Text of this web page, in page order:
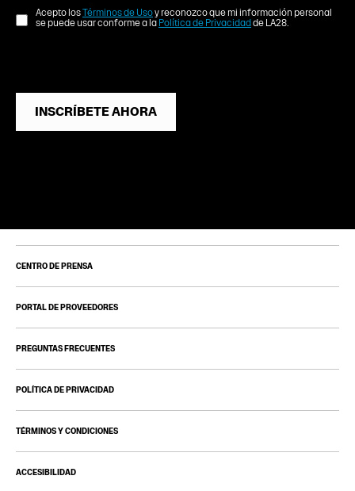
Acepto losTérminos de Usoy reconozco que mi información personal
se puede usar conforme a la Política de Privacidad de LA28.
INSCRÍBETE AHORA
CENTRO DE PRENSA
PORTAL DE PROVEEDORES
PREGUNTAS FRECUENTES
POLÍTICA DE PRIVACIDAD
TÉRMINOS Y CONDICIONES
ACCESIBILIDAD